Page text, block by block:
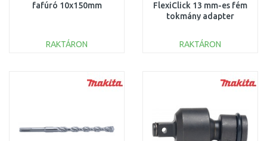
fafúró 10x150mm
RAKTÁRON
Összehasonlítás
FlexiClick 13 mm-es fém
tokmány adapter
RAKTÁRON
Összehasonlítás